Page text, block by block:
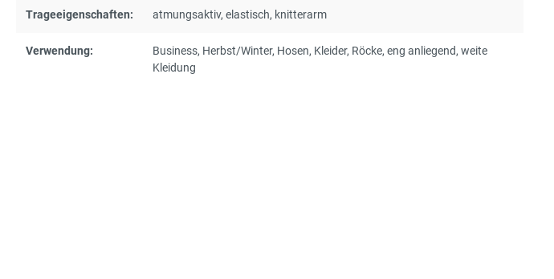
Trageeigenschaften: atmungsaktiv, elastisch, knitterarm
Verwendung: Business, Herbst/Winter, Hosen, Kleider, Röcke, eng anliegend, weite
Kleidung